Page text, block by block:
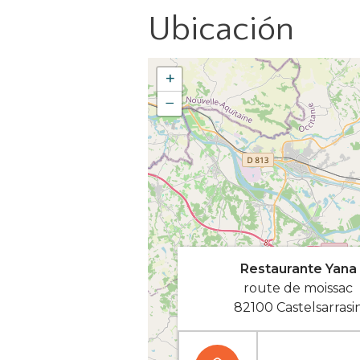
Ubicación
+
−
Restaurante Yana
route de moissac
82100